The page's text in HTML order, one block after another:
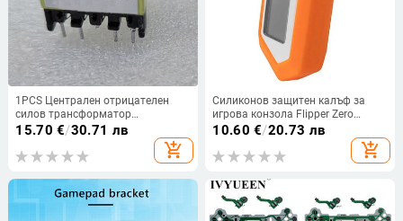
1PCS Централен отрицателен
силов трансформатор
80GL42T916L 80GL42T916
715T2690-2 Отрицателен силов
15.70 €/30.71 лв
add_shopping_cart
Силиконов защитен калъф за
игрова конзола Flipper Zero
Защитен капак Противоплъзгащ
калъф за аксесоари за игри
Flipper Zero
10.60 €/20.73 лв
add_shopping_cart